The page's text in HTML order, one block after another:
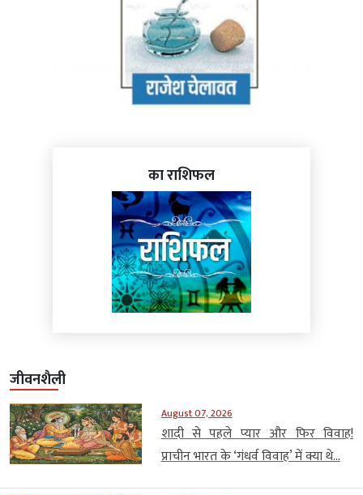
का राशिफल
जीवनशैली
August 07, 2026
शादी से पहले प्यार और फिर विवाह!
प्राचीन भारत के ‘गंधर्व विवाह’ में क्या थे...